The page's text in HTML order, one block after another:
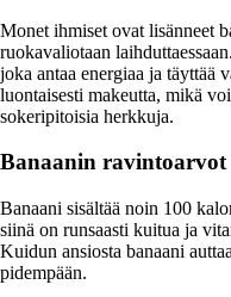
Monet ihmiset ovat lisänneet
ruokavaliotaan
joka antaa energiaa ja täyttää
luontaisesti makeutta, mikä
sokeripitoisia herkkuja.
Banaanin ravintoarvot
Banaani sisältää noin 100
siinä on runsaasti kuitua ja
Kuidun ansiosta banaani
pidempään.